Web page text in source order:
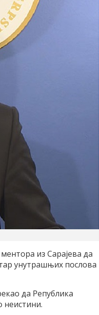
из Сарајева да
унутрашњих послова
да Република
неистини.